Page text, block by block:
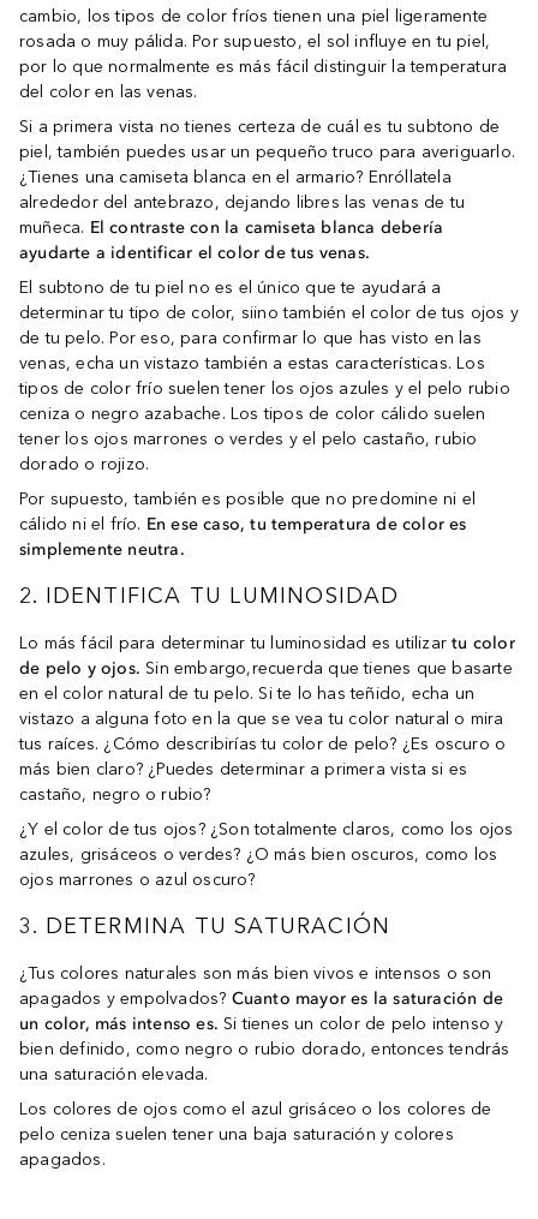
cambio, los tipos de color fríos tienen una piel ligeramente
rosada o muy pálida. Por supuesto, el sol influye en tu piel,
por lo que normalmente es más fácil distinguir la temperatura
del color en las venas.
Si a primera vista no tienes certeza de cuál es tu subtono de
piel, también puedes usar un pequeño truco para averiguarlo.
¿Tienes una camiseta blanca en el armario? Enróllatela
alrededor del antebrazo, dejando libres las venas de tu
muñeca. El contraste con la camiseta blanca debería
ayudarte a identificar el color de tus venas.
El subtono de tu piel no es el único que te ayudará a
determinar tu tipo de color, siino también el color de tus ojos y
de tu pelo. Por eso, para confirmar lo que has visto en las
venas, echa un vistazo también a estas características. Los
tipos de color frío suelen tener los ojos azules y el pelo rubio
ceniza o negro azabache. Los tipos de color cálido suelen
tener los ojos marrones o verdes y el pelo castaño, rubio
dorado o rojizo.
Por supuesto, también es posible que no predomine ni el
cálido ni el frío. En ese caso, tu temperatura de color es
simplemente neutra.
2. IDENTIFICA TU LUMINOSIDAD
Lo más fácil para determinar tu luminosidad es utilizartu color
de pelo y ojos.Sin embargo,recuerda que tienes que basarte
en el color natural de tu pelo. Si te lo has teñido, echa un
vistazo a alguna foto en la que se vea tu color natural o mira
tus raíces. ¿Cómo describirías tu color de pelo? ¿Es oscuro o
más bien claro? ¿Puedes determinar a primera vista si es
castaño, negro o rubio?
¿Y el color de tus ojos? ¿Son totalmente claros, como los ojos
azules, grisáceos o verdes? ¿O más bien oscuros, como los
ojos marrones o azul oscuro?
3. DETERMINA TU SATURACIÓN
¿Tus colores naturales son más bien vivos e intensos o son
apagados y empolvados? Cuanto mayor es la saturación de
un color, más intenso es. Si tienes un color de pelo intenso y
bien definido, como negro o rubio dorado, entonces tendrás
una saturación elevada.
Los colores de ojos como el azul grisáceo o los colores de
pelo ceniza suelen tener una baja saturación y colores
apagados.